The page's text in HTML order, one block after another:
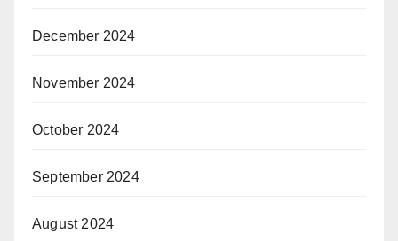
December 2024
November 2024
October 2024
September 2024
August 2024